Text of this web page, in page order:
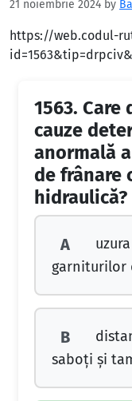
21 noiembrie 2024 by
https://web.codul-
1563. Care
cauze
anormală
de frânare
hidraulică?
A
garniturilor
B
saboţi şi